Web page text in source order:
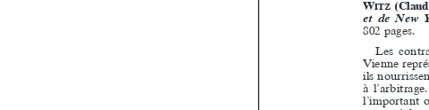
 




 
